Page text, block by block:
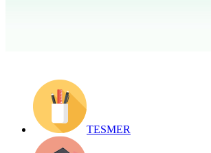
TESMER